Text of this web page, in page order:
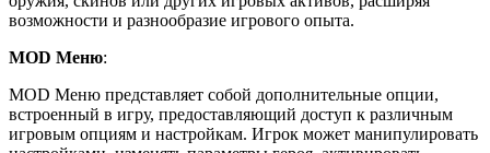
возможности и разнообразие игрового опыта.
MOD Меню:
MOD Меню представляет собой дополнительные опции,
встроенный в игру, предоставляющий доступ к различным
игровым опциям и настройкам. Игрок может манипулировать